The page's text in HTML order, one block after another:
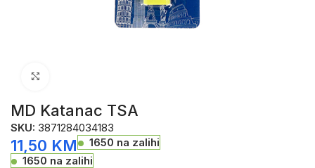
MD Katanac TSA
SKU: 3871284034183
11,50 KM
1650 na zalihi
1650 na zalihi